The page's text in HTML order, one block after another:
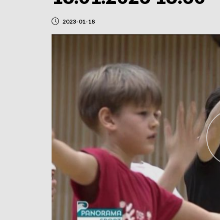
2023-01-18